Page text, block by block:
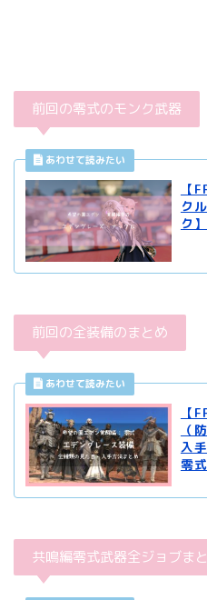
前回の零式のモンク武器
【
ク
ク】
前回の全装備のまとめ
【
（
入
零
共鳴編零式武器全ジョブま